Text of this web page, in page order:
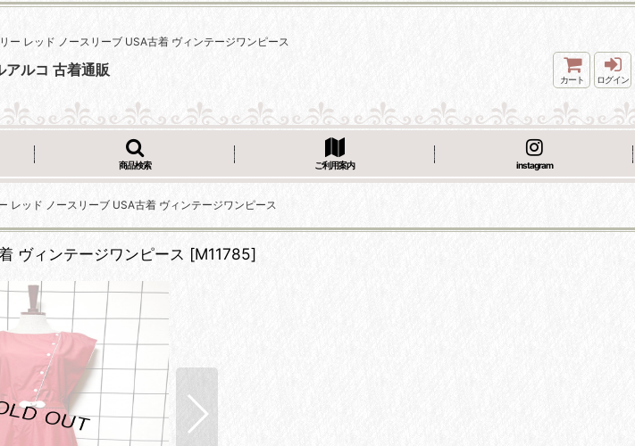
ー レッド ノースリーブ USA古着 ヴィンテージワンピース
アルコ 古着通販
カート ログイン
商品検索 ご利用案内 instagram
レッド ノースリーブ USA古着 ヴィンテージワンピース
ヴィンテージワンピース [M11785]